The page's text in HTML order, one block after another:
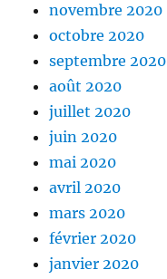
novembre 2020
octobre 2020
septembre 2020
août 2020
juillet 2020
juin 2020
mai 2020
avril 2020
mars 2020
février 2020
janvier 2020